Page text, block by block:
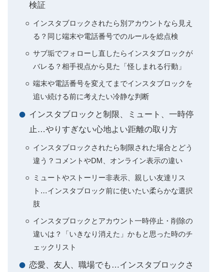
検証
インスタブロックされたら別アカウントなら見え
る？同じ端末や電話番号でのルールを総点検
サブ垢でフォローし直したらインスタブロックが
バレる？相手視点から見た「怪しまれる行動」
端末や電話番号を変えてまでインスタブロックを
追い続ける前に考えたい冷静な判断
インスタブロックと制限、ミュート、一時停
止…やりすぎない心地よい距離の取り方
インスタブロックされたら制限された場合とどう
違う？コメントやDM、オンライン表示の違い
ミュートやストーリー非表示、親しい友達リス
ト…インスタブロック前に使いたい柔らかな選択
肢
インスタブロックとアカウント一時停止・削除の
違いは？「いきなり消えた」かもと思った時のチ
ェックリスト
恋愛、友人、職場でも…インスタブロックさ